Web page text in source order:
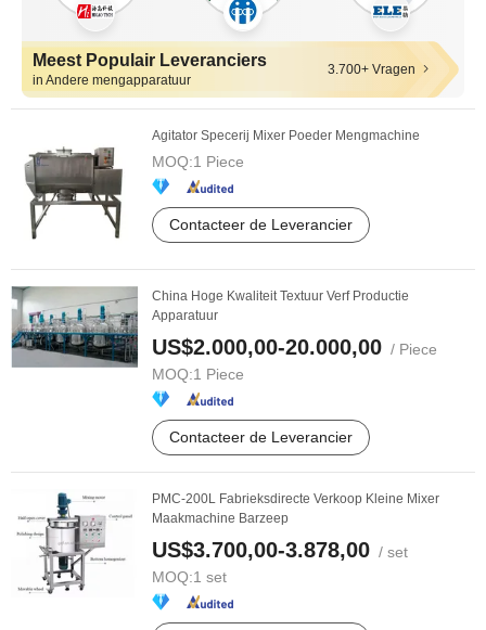
Meest Populair Leveranciers
in Andere mengapparatuur
3.700+ Vragen
Agitator Specerij Mixer Poeder Mengmachine
MOQ:1 Piece
Contacteer de Leverancier
China Hoge Kwaliteit Textuur Verf Productie
Apparatuur
US$2.000,00-20.000,00 / Piece
MOQ:1 Piece
Contacteer de Leverancier
PMC-200L Fabrieksdirecte Verkoop Kleine Mixer
Maakmachine Barzeep
US$3.700,00-3.878,00 / set
MOQ:1 set